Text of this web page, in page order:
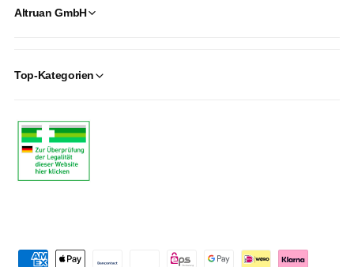
Altruan GmbH
Top-Kategorien